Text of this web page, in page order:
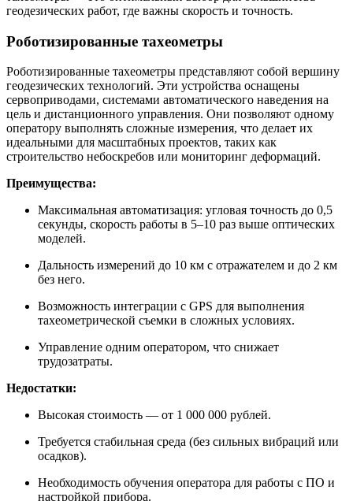
геодезических работ, где важны скорость и точность.
Роботизированные тахеометры
Роботизированные тахеометры представляют собой вершину
геодезических технологий. Эти устройства оснащены
сервоприводами, системами автоматического наведения на
цель и дистанционного управления. Они позволяют одному
оператору выполнять сложные измерения, что делает их
идеальными для масштабных проектов, таких как
строительство небоскребов или мониторинг деформаций.
Преимущества:
Максимальная автоматизация: угловая точность до 0,5
секунды, скорость работы в 5–10 раз выше оптических
моделей.
Дальность измерений до 10 км с отражателем и до 2 км
без него.
Возможность интеграции с GPS для выполнения
тахеометрической съемки в сложных условиях.
Управление одним оператором, что снижает
трудозатраты.
Недостатки:
Высокая стоимость — от 1 000 000 рублей.
Требуется стабильная среда (без сильных вибраций или
осадков).
Необходимость обучения оператора для работы с ПО и
настройкой прибора.